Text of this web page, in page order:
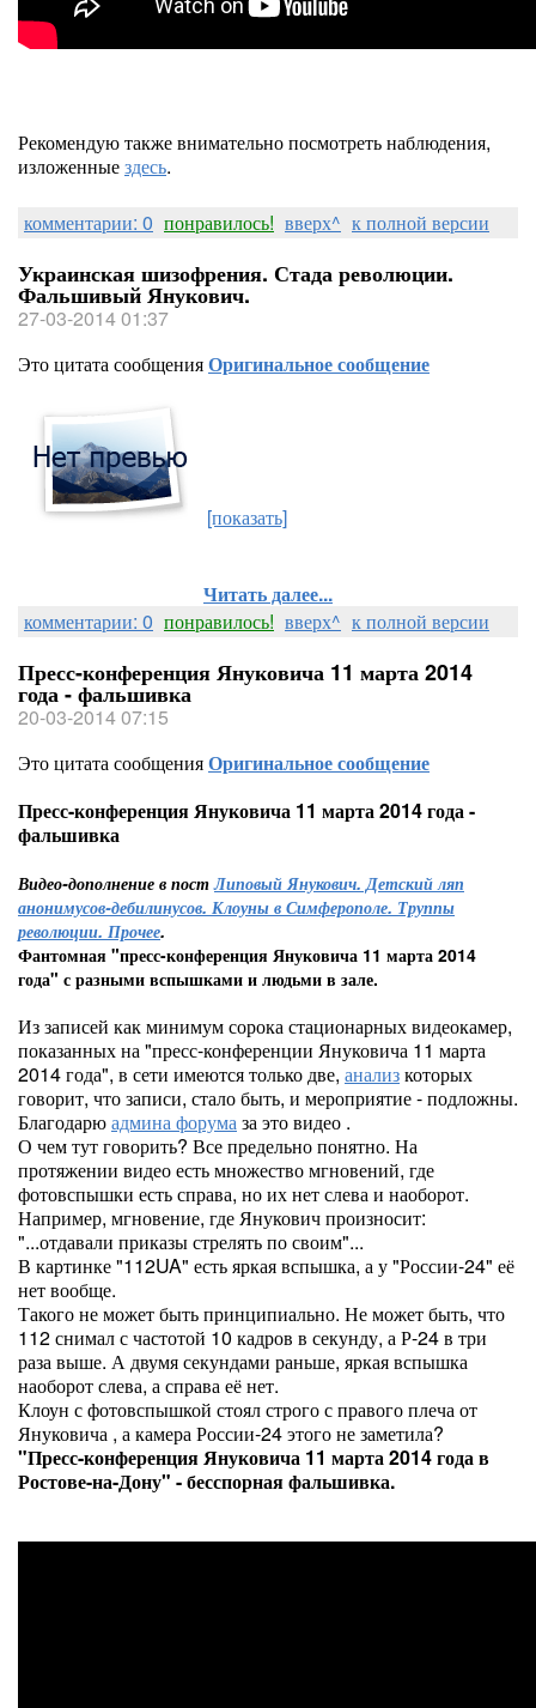
Рекомендую также внимательно посмотреть наблюдения,
изложенныездесь.
комментарии: 0 понравилось! вверх^ к полной версии
Украинская шизофрения. Стада революции.
Фальшивый Янукович.
27-03-2014 01:37
Это цитата сообщенияОригинальное сообщение
[показать]
Читать далее...
комментарии: 0 понравилось! вверх^ к полной версии
Пресс-конференция Януковича 11 марта 2014
года - фальшивка
20-03-2014 07:15
Это цитата сообщенияОригинальное сообщение
Пресс-конференция Януковича 11 марта 2014 года -
фальшивка
Видео-дополнение в постЛиповый Янукович. Детский ляп
анонимусов-дебилинусов. Клоуны в Симферополе. Труппы
революции. Прочее.
Фантомная "пресс-конференция Януковича 11 марта 2014
года" с разными вспышками и людьми в зале.
Из записей как минимум сорока стационарных видеокамер,
показанных на "пресс-конференции Януковича 11 марта
2014 года", в сети имеются только две, анализкоторых
говорит, что записи, стало быть, и мероприятие - подложны.
Благодарюадмина форумаза это видео .
О чем тут говорить? Все предельно понятно. На
протяжении видео есть множество мгновений, где
фотовспышки есть справа, но их нет слева и наоборот.
Например, мгновение, где Янукович произносит:
"...отдавали приказы стрелять по своим"...
В картинке "112UA" есть яркая вспышка, а у "России-24" её
нет вообще.
Такого не может быть принципиально. Не может быть, что
112 снимал с частотой 10 кадров в секунду, а Р-24 в три
раза выше. А двумя секундами раньше, яркая вспышка
наоборот слева, а справа её нет.
Клоун с фотовспышкой стоял строго с правого плеча от
Януковича , а камера России-24 этого не заметила?
"Пресс-конференция Януковича 11 марта 2014 года в
Ростове-на-Дону" - бесспорная фальшивка.